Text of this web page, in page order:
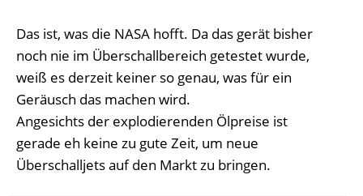
Das ist, was die NASA hofft. Da das gerät bisher
noch nie im Überschallbereich getestet wurde,
weiß es derzeit keiner so genau, was für ein
Geräusch das machen wird.
Angesichts der explodierenden Ölpreise ist
gerade eh keine zu gute Zeit, um neue
Überschalljets auf den Markt zu bringen.